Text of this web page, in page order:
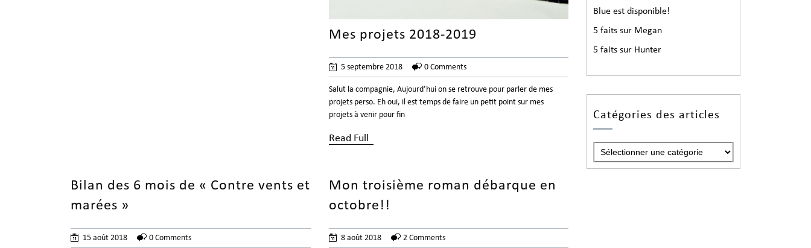
Mes projets 2018-2019
5 septembre 2018 0 Comments
Salut la compagnie, Aujourd’hui on se retrouve pour parler de mes
projets perso. Eh oui, il est temps de faire un petit point sur mes
projets à venir pour fin
Read Full
Bilan des 6 mois de « Contre vents et
marées »
15 août 2018 0 Comments
Mon troisième roman débarque en
octobre!!
8 août 2018 2 Comments
Blue est disponible!
5 faits sur Megan
5 faits sur Hunter
Catégories des articles